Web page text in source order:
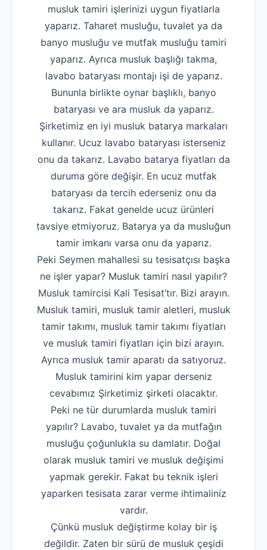
musluk tamiri işlerinizi uygun fiyatlarla
yaparız. Taharet musluğu, tuvalet ya da
banyo musluğu ve mutfak musluğu tamiri
yaparız. Ayrıca musluk başlığı takma,
lavabo bataryası montajı işi de yaparız.
Bununla birlikte oynar başlıklı, banyo
bataryası ve ara musluk da yaparız.
Şirketimiz en iyi musluk batarya markaları
kullanır. Ucuz lavabo bataryası isterseniz
onu da takarız. Lavabo batarya fiyatları da
duruma göre değişir. En ucuz mutfak
bataryası da tercih ederseniz onu da
takarız. Fakat genelde ucuz ürünleri
tavsiye etmiyoruz. Batarya ya da musluğun
tamir imkanı varsa onu da yaparız.
Peki Seymen mahallesi su tesisatçısı başka
ne işler yapar? Musluk tamiri nasıl yapılır?
Musluk tamircisi Kali Tesisat’tır. Bizi arayın.
Musluk tamiri, musluk tamir aletleri, musluk
tamir takımı, musluk tamir takımı fiyatları
ve musluk tamiri fiyatları için bizi arayın.
Ayrıca musluk tamir aparatı da satıyoruz.
Musluk tamirini kim yapar derseniz
cevabımız Şirketimiz şirketi olacaktır.
Peki ne tür durumlarda musluk tamiri
yapılır? Lavabo, tuvalet ya da mutfağın
musluğu çoğunlukla su damlatır. Doğal
olarak musluk tamiri ve musluk değişimi
yapmak gerekir. Fakat bu teknik işleri
yaparken tesisata zarar verme ihtimaliniz
vardır.
Çünkü musluk değiştirme kolay bir iş
değildir. Zaten bir sürü de musluk çeşidi